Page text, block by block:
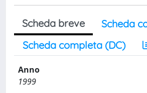
Scheda breve
Scheda
Scheda completa (DC)
Anno
1999